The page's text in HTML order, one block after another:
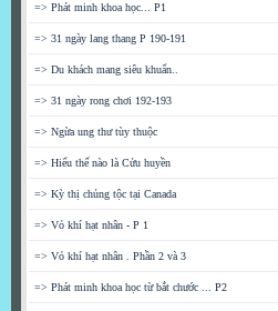
=> Phát minh khoa học... P1
=> 31 ngày lang thang P 190-191
=> Du khách mang siêu khuẩn..
=> 31 ngày rong chơi 192-193
=> Ngừa ung thư tùy thuộc
=> Hiểu thế nào là Cửu huyền
=> Kỳ thị chủng tộc tại Canada
=> Vỏ khí hạt nhân - P 1
=> Vỏ khí hạt nhân . Phần 2 và 3
=> Phát minh khoa học từ bắt chước ... P2